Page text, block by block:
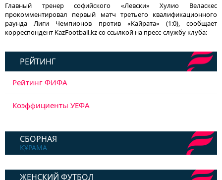
Главный тренер софийского «Левски» Хулио Веласкес
прокомментировал первый матч третьего квалификационного
раунда Лиги Чемпионов против «Кайрата» (1:0), сообщает
корреспондент KazFootball.kz со ссылкой на пресс-службу клуба:
РЕЙТИНГ
Рейтинг ФИФА
Коэффициенты УЕФА
СБОРНАЯ
ҚҰРАМА
ЖЕНСКИЙ ФУТБОЛ